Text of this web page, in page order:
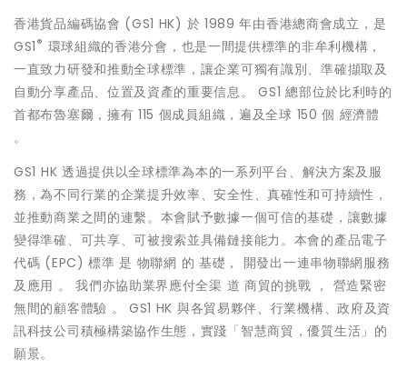
香港貨品編碼協會 (GS1 HK) 於 1989 年由香港總商會成立，是
GS1 ® 環球組織的香港分會，也是一間提供標準的非牟利機構，
一直致力研發和推動全球標準，讓企業可獨有識別、準確擷取及
自動分享產品、位置及資產的重要信息。 GS1 總部位於比利時的
首都布魯塞爾，擁有 115 個成員組織，遍及全球 150 個 經濟體
。
GS1 HK 透過提供以全球標準為本的一系列平台、解決方案及服
務，為不同行業的企業提升效率、安全性、真確性和可持續性，
並推動商業之間的連繫。本會賦予數據一個可信的基礎，讓數據
變得準確、可共享、可被搜索並具備鏈接能力。本會的產品電子
代碼 (EPC) 標準 是 物聯網 的 基礎， 開發出一連串物聯網服務
及應用 。 我們亦協助業界應付全渠 道 商貿的挑戰 ， 營造緊密
無間的顧客體驗 。 GS1 HK 與各貿易夥伴、行業機構、政府及資
訊科技公司積極構築協作生態，實踐「智慧商貿，優質生活」的
願景。